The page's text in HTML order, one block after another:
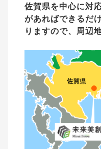
佐賀県を中心に対
があればできるだ
りますので、周辺